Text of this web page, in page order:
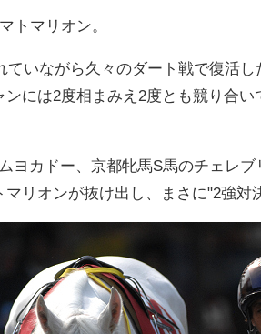
トマリオン。
いながら久々のダート戦で復活
には2度相まみえ2度とも競り合
ヨカドー、京都牝馬S馬のチェレ
リオンが抜け出し、まさに"2強対